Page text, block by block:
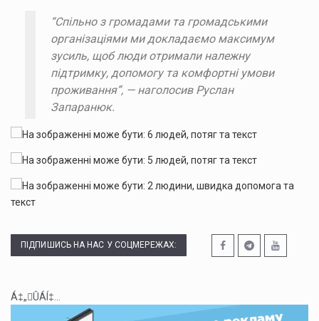
“Спільно з громадами та громадськими
організаціями ми докладаємо максимум
зусиль, щоб люди отримали належну
підтримку, допомогу та комфортні умови
проживання”, — наголосив Руслан
Запаранюк.
ПІДПИШИСЬ НА НАС У СОЦМЕРЕЖАХ:
Á‡„ÛÁÍ‡...